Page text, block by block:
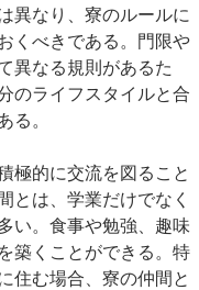
異なり、寮のルールに
くべきである。門限や
異なる規則があるた
のライフスタイルと合
る。
極的に交流を図ること
とは、学業だけでなく
い。食事や勉強、趣味
築くことができる。特
住む場合、寮の仲間と